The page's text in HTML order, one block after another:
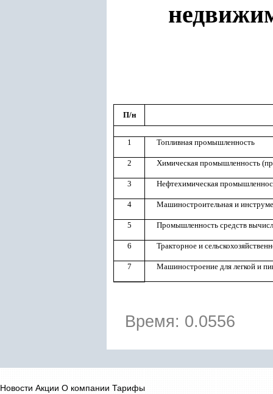
П/н
1 Топливная промышленность
2 Химическая промышленность
3 Нефтехимическая
4 Машиностроительная и
5 Промышленность средств
6 Тракторное и
7 Машиностроение для легкой и
Время: 0.0556
Новости Акции О компании Тарифы